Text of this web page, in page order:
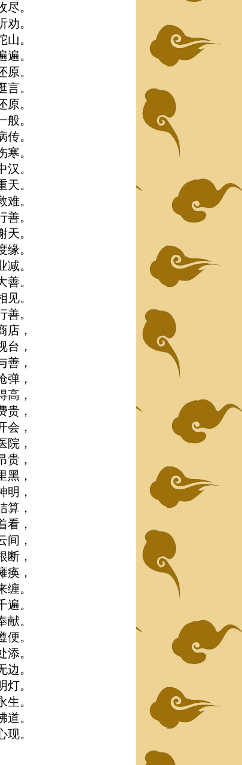
。
。
。
。
。
。
。
。
。
。
。
。
。
。
。
。
。
。
。
。
店，
台，
善，
弹，
高，
贵，
会，
院，
贵，
黑，
明，
算，
看，
间，
断，
痪，
。
。
。
。
。
。
。
。
。
。